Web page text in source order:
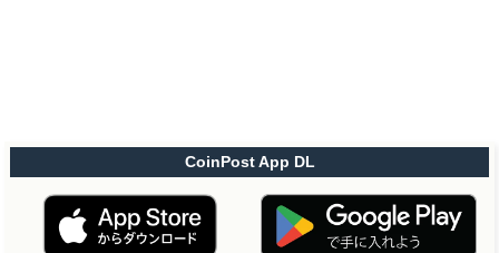
CoinPost App DL